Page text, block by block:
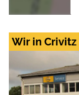
Wir in Crivitz